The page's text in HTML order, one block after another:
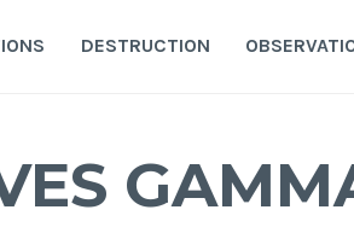
DESTRUCTION